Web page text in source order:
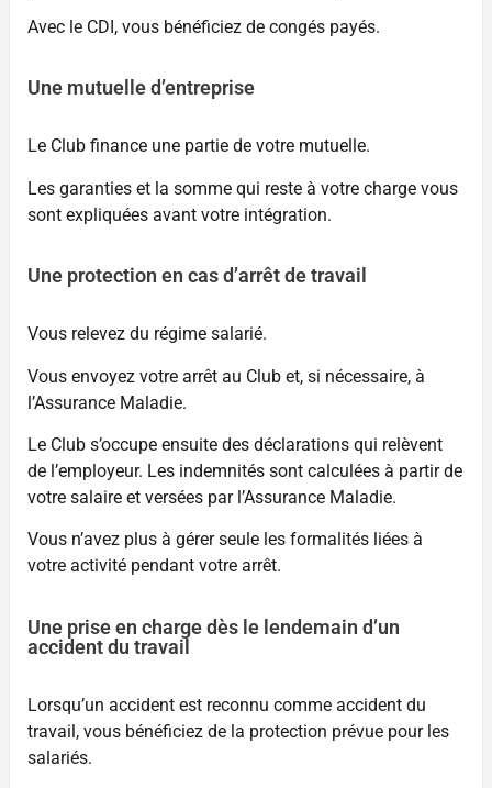
Avec le CDI, vous bénéficiez de congés payés.
Une mutuelle d’entreprise
Le Club finance une partie de votre mutuelle.
Les garanties et la somme qui reste à votre charge vous
sont expliquées avant votre intégration.
Une protection en cas d’arrêt de travail
Vous relevez du régime salarié.
Vous envoyez votre arrêt au Club et, si nécessaire, à
l’Assurance Maladie.
Le Club s’occupe ensuite des déclarations qui relèvent
de l’employeur. Les indemnités sont calculées à partir de
votre salaire et versées par l’Assurance Maladie.
Vous n’avez plus à gérer seule les formalités liées à
votre activité pendant votre arrêt.
Une prise en charge dès le lendemain d’un
accident du travail
Lorsqu’un accident est reconnu comme accident du
travail, vous bénéficiez de la protection prévue pour les
salariés.